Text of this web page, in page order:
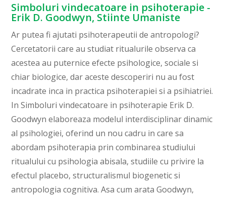
Simboluri vindecatoare in psihoterapie -
Erik D. Goodwyn, Stiinte Umaniste
Ar putea fi ajutati psihoterapeutii de antropologi?
Cercetatorii care au studiat ritualurile observa ca
acestea au puternice efecte psihologice, sociale si
chiar biologice, dar aceste descoperiri nu au fost
incadrate inca in practica psihoterapiei si a psihiatriei.
In Simboluri vindecatoare in psihoterapie Erik D.
Goodwyn elaboreaza modelul interdisciplinar dinamic
al psihologiei, oferind un nou cadru in care sa
abordam psihoterapia prin combinarea studiului
ritualului cu psihologia abisala, studiile cu privire la
efectul placebo, structuralismul biogenetic si
antropologia cognitiva. Asa cum arata Goodwyn,